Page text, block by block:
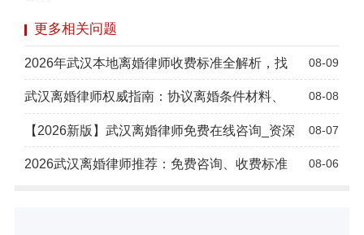
更多相关问题
2026年武汉本地离婚律师收费标准全解析，找 08-09
武汉离婚律师权威指南：协议离婚条件材料、 08-08
【2026新版】武汉离婚律师免费在线咨询_资深 08-07
2026武汉离婚律师推荐：免费咨询、收费标准 08-06